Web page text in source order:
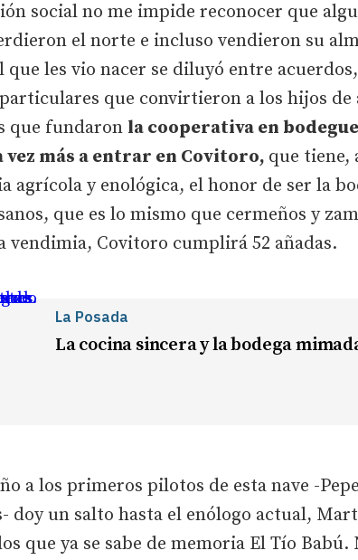
social no me impide reconocer que
el norte e incluso vendieron su
que les vio nacer se diluyó entre
que convirtieron a los hijos de
que fundaron la cooperativa en
vez más a entrar en Covitoro, que tiene,
agrícola y enológica, el honor de ser la
que es lo mismo que cermeños y
vendimia, Covitoro cumplirá 52 añadas.
La Posada
La cocina sincera y la bodega
a los primeros pilotos de esta nave -
doy un salto hasta el enólogo actual,
que ya se sabe de memoria El Tío Babú.